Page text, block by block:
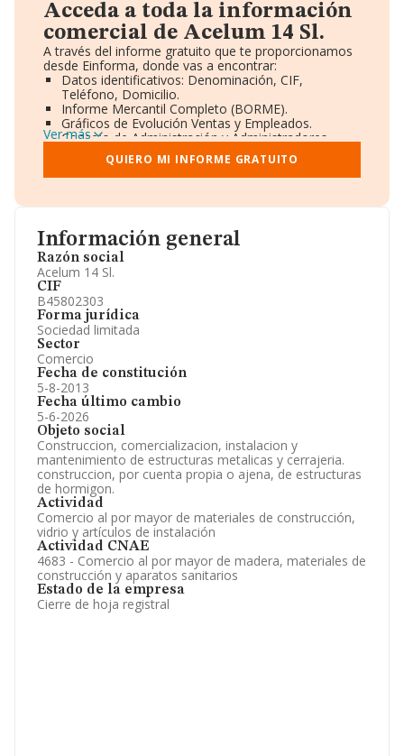
Información general
Razón social
Acelum 14 Sl.
CIF
B45802303
Forma jurídica
Sociedad limitada
Sector
Comercio
Fecha de constitución
5-8-2013
Fecha último cambio
5-6-2026
Objeto social
Construccion, comercializacion, instalacion y
mantenimiento de estructuras metalicas y cerrajeria.
construccion, por cuenta propia o ajena, de estructuras
de hormigon.
Actividad
Comercio al por mayor de materiales de construcción,
vidrio y artículos de instalación
Actividad CNAE
4683 - Comercio al por mayor de madera, materiales de
construcción y aparatos sanitarios
Estado de la empresa
Cierre de hoja registral
Acceda a toda la información
comercial de Acelum 14 Sl.
A través del informe gratuito que te proporcionamos
desde Einforma, donde vas a encontrar:
Datos identificativos: Denominación, CIF,
Teléfono, Domicilio.
Informe Mercantil Completo (BORME).
Gráficos de Evolución Ventas y Empleados.
Consejo de Administración y Administradores.
Directivos y Ejecutivos.
Accionistas.
Participaciones y Vinculaciones en otras empresas.
Información oficial y registral complementaria.
Ver más
QUIERO MI INFORME GRATUITO